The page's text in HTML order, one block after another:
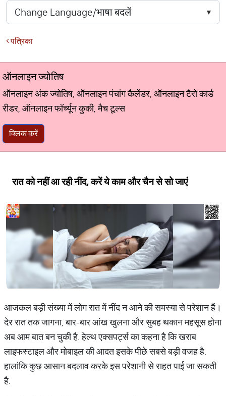
पत्रिका
ऑनलाइन ज्योतिष
ऑनलाइन अंक ज्योतिष, ऑनलाइन पंचांग कैलेंडर, ऑनलाइन टैरो कार्ड
रीडर, ऑनलाइन फॉर्च्यून कुकी, मैच टूल्स
क्लिक करें
रात को नहीं आ रही नींद, करें ये काम और चैन से सो जाएं
आजकल बड़ी संख्या में लोग रात में नींद न आने की समस्या से परेशान हैं।
देर रात तक जागना, बार-बार आंख खुलना और सुबह थकान महसूस होना
अब आम बात बन चुकी है. हेल्थ एक्सपर्ट्स का कहना है कि खराब
लाइफस्टाइल और मोबाइल की आदत इसके पीछे सबसे बड़ी वजह है.
हालांकि कुछ आसान बदलाव करके इस परेशानी से राहत पाई जा सकती
है.